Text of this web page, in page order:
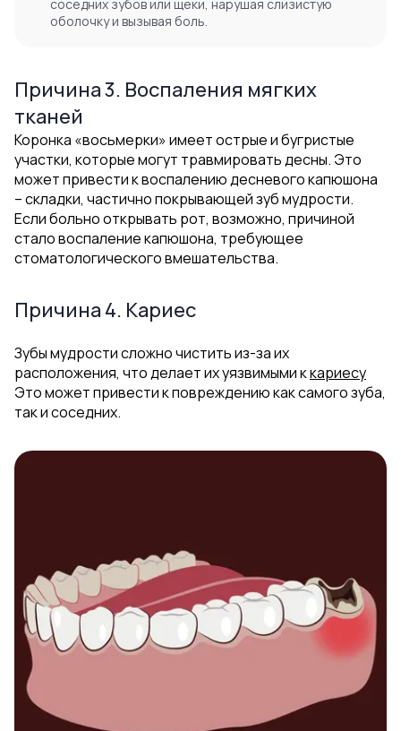
соседних зубов или щеки, нарушая слизистую
оболочку и вызывая боль.
Причина 3. Воспаления мягких
тканей
Коронка «восьмерки» имеет острые и бугристые
участки, которые могут травмировать десны. Это
может привести к воспалению десневого капюшона
– складки, частично покрывающей зуб мудрости.
Если больно открывать рот, возможно, причиной
стало воспаление капюшона, требующее
стоматологического вмешательства.
Причина 4. Кариес
Зубы мудрости сложно чистить из-за их
расположения, что делает их уязвимыми ккариесу
Это может привести к повреждению как самого зуба,
так и соседних.